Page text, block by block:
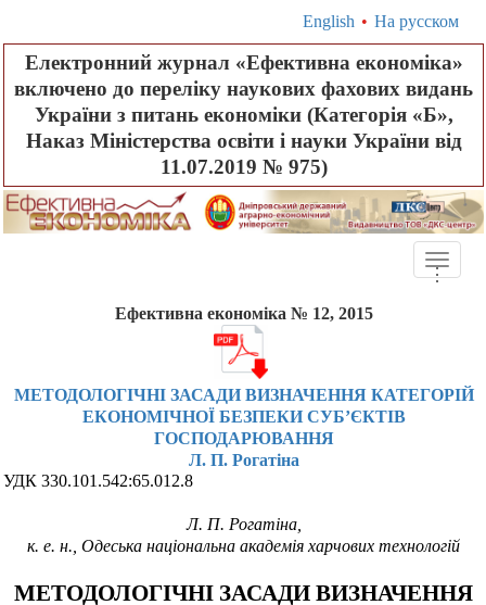
English • На русском
Електронний журнал «Ефективна економіка»
включено до переліку наукових фахових видань
України з питань економіки (Категорія «Б»,
Наказ Міністерства освіти і науки України від
11.07.2019 № 975)
Toggle
...
Ефективна економіка № 12, 2015
МЕТОДОЛОГІЧНІ ЗАСАДИ ВИЗНАЧЕННЯ КАТЕГОРІЙ
ЕКОНОМІЧНОЇ БЕЗПЕКИ СУБ’ЄКТІВ
ГОСПОДАРЮВАННЯ
Л. П. Рогатіна
УДК 330.101.542:65.012.8
Л. П. Рогатіна,
к. е. н., Одеська національна академія харчових технологій
МЕТОДОЛОГІЧНІ ЗАСАДИ ВИЗНАЧЕННЯ